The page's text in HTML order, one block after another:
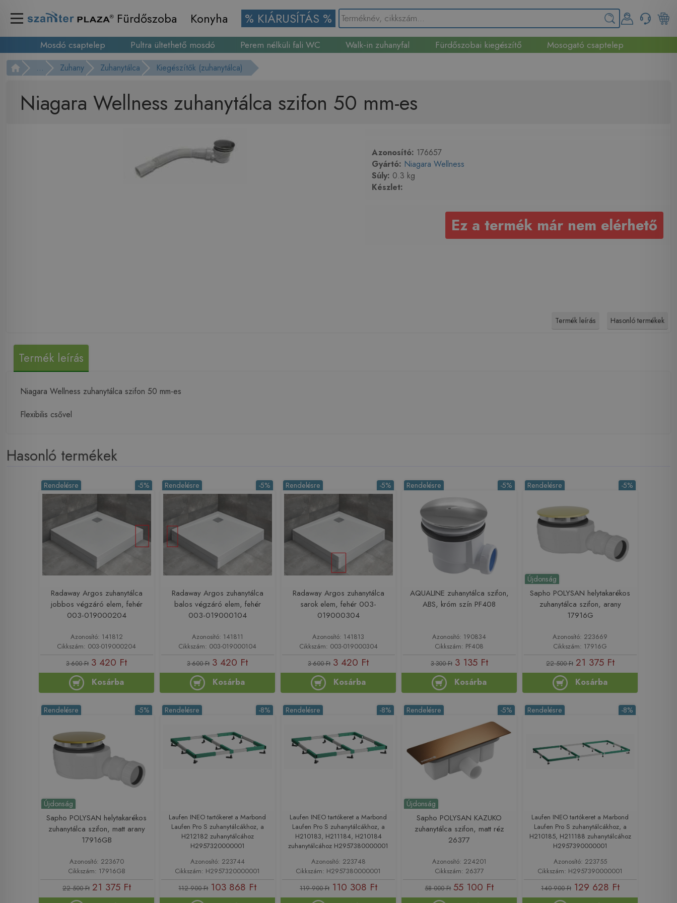
Fürdőszoba Konyha % KIÁRUSÍTÁS %
Mosdó csaptelep Pultra ültethető mosdó Perem nélküli fali WC Walk-in zuhanyfal Fürdőszobai kiegészítő
Mosogató csaptelep
... Zuhany Zuhanytálca Kiegészítők (zuhanytálca)
Niagara Wellness zuhanytálca szifon 50 mm-es
Azonosító: 176657
Gyártó: Niagara Wellness
Súly: 0.3 kg
Készlet:
Ez a termék már nem elérhető
Termék leírás Hasonló termékek
Termék leírás
Niagara Wellness zuhanytálca szifon 50 mm-es
Flexibilis csővel
Hasonló termékek
-5%
Rendelésre
Radaway Argos zuhanytálca
jobbos végzáró elem, fehér
003-019000204
Azonosító: 141812
Cikkszám: 003-019000204
3 600 Ft 3 420 Ft
Kosárba
-5%
Rendelésre
Radaway Argos zuhanytálca
balos végzáró elem, fehér
003-019000104
Azonosító: 141811
Cikkszám: 003-019000104
3 600 Ft 3 420 Ft
Kosárba
-5%
Rendelésre
Radaway Argos zuhanytálca
sarok elem, fehér 003-
019000304
Azonosító: 141813
Cikkszám: 003-019000304
3 600 Ft 3 420 Ft
Kosárba
-5%
Rendelésre
AQUALINE zuhanytálca szifon,
ABS, króm szín PF408
Azonosító: 190834
Cikkszám: PF408
3 300 Ft 3 135 Ft
Kosárba
Újdonság
-5%
Rendelésre
Sapho POLYSAN helytakarékos
zuhanytálca szifon, arany
17916G
Azonosító: 223669
Cikkszám: 17916G
22 500 Ft 21 375 Ft
Kosárba
Újdonság
-5%
Rendelésre
Sapho POLYSAN helytakarékos
zuhanytálca szifon, matt arany
17916GB
Azonosító: 223670
Cikkszám: 17916GB
22 500 Ft 21 375 Ft
-8%
Rendelésre
Laufen INEO tartókeret a Marbond
Laufen Pro S zuhanytálcákhoz, a
H212182 zuhanytálcához
H2957320000001
Azonosító: 223744
Cikkszám: H2957320000001
112 900 Ft 103 868 Ft
-8%
Rendelésre
Laufen INEO tartókeret a Marbond
Laufen Pro S zuhanytálcákhoz, a
H210183, H211184, H210184
zuhanytálcához H2957380000001
Azonosító: 223748
Cikkszám: H2957380000001
119 900 Ft 110 308 Ft
Újdonság
-5%
Rendelésre
Sapho POLYSAN KAZUKO
zuhanytálca szifon, matt réz
26377
Azonosító: 224201
Cikkszám: 26377
58 000 Ft 55 100 Ft
-8%
Rendelésre
Laufen INEO tartókeret a Marbond
Laufen Pro S zuhanytálcákhoz, a
H210185, H211188 zuhanytálcához
H2957390000001
Azonosító: 223755
Cikkszám: H2957390000001
140 900 Ft 129 628 Ft